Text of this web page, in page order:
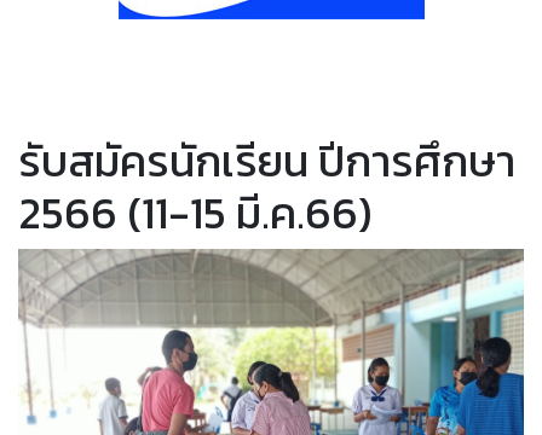
รับสมัครนักเรียน ปีการศึกษา
2566 (11-15 มี.ค.66)